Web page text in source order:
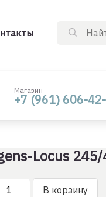
Поиск
товаров
Магазин
+7 (961) 606-
Locus
КоличествоВ корзину